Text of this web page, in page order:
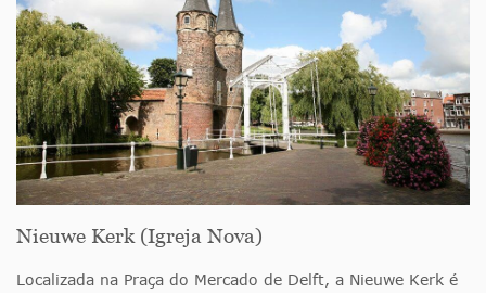
Nieuwe Kerk (Igreja Nova)
Localizada na Praça do Mercado de Delft, a Nieuwe Kerk é